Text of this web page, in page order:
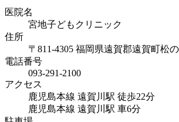
医院名
宮地子どもクリニック
住所
〒811-4305 福岡県遠賀郡遠賀町松の
電話番号
093-291-2100
アクセス
鹿児島本線 遠賀川駅 徒歩22分
鹿児島本線 遠賀川駅 車6分